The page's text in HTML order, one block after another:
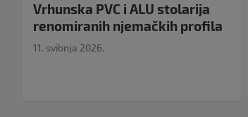
Vrhunska PVC i ALU stolarija
renomiranih njemačkih profila
11. svibnja 2026.